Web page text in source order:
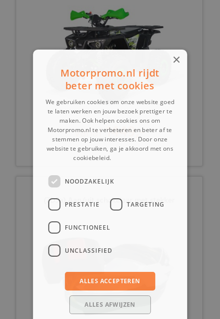
vanaf1449,-
(7D5a) Aan/uit schakelaar met stekker
×
Motorpromo.nl rijdt
beter met cookies
We gebruiken cookies om onze website goed
te laten werken en jouw bezoek prettiger te
maken. Ook helpen cookies ons om
Motorpromo.nl te verbeteren en beter af te
stemmen op jouw interesses. Door onze
website te gebruiken, ga je akkoord met ons
cookiebeleid.
NOODZAKELIJK
PRESTATIE TARGETING
FUNCTIONEEL
UNCLASSIFIED
ALLES ACCEPTEREN
ALLES AFWIJZEN